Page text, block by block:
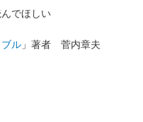
でほしい
ル 」著者 菅内章夫